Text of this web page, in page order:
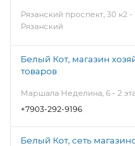
Рязанский проспект, 30 к2 -
Рязанский
Белый Кот, магазин
товаров
Маршала Неделина, 6 - 2
+7903-292-9196
Белый Кот, сеть